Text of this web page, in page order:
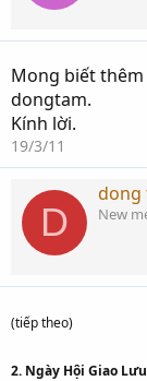
Mong biết
dongtam.
Kính lời.
19/3/11
D
dong
New
(tiếp theo)
2. Ngày Hội Giao Lưu